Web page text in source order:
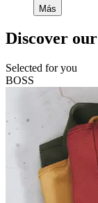
Más
Discover our
Selected for you
BOSS